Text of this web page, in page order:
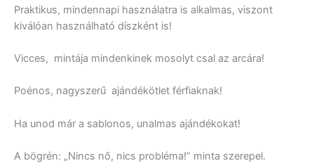
Praktikus, mindennapi használatra is alkalmas, viszont
kiválóan használható díszként is!
Vicces, mintája mindenkinek mosolyt csal az arcára!
Poénos, nagyszerű ajándékötlet férfiaknak!
Ha unod már a sablonos, unalmas ajándékokat!
A bögrén: „Nincs nő, nics probléma!” minta szerepel.